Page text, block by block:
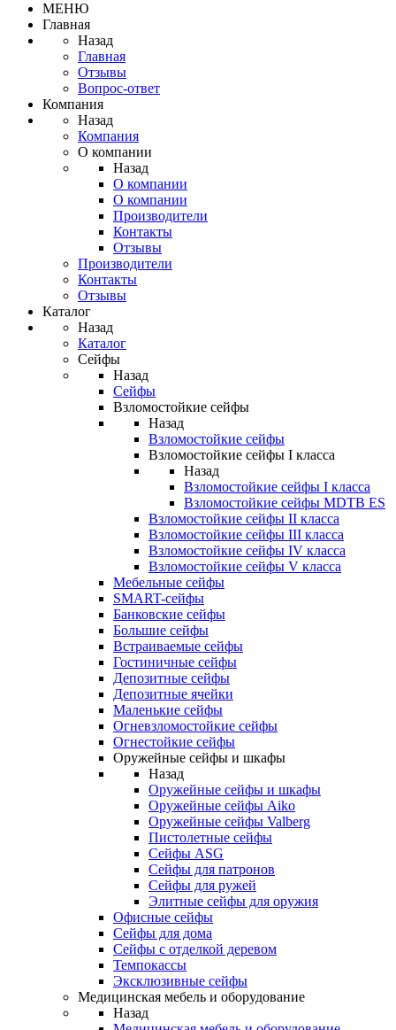
МЕНЮ
Главная
Назад
Главная
Отзывы
Вопрос-ответ
Компания
Назад
Компания
О компании
Назад
О компании
О компании
Производители
Контакты
Отзывы
Производители
Контакты
Отзывы
Каталог
Назад
Каталог
Сейфы
Назад
Сейфы
Взломостойкие сейфы
Назад
Взломостойкие сейфы
Взломостойкие сейфы I класса
Назад
Взломостойкие сейфы I класса
Взломостойкие сейфы MDTB ES
Взломостойкие сейфы II класса
Взломостойкие сейфы III класса
Взломостойкие сейфы IV класса
Взломостойкие сейфы V класса
Мебельные сейфы
SMART-сейфы
Банковские сейфы
Большие сейфы
Встраиваемые сейфы
Гостиничные сейфы
Депозитные сейфы
Депозитные ячейки
Маленькие сейфы
Огневзломостойкие сейфы
Огнестойкие сейфы
Оружейные сейфы и шкафы
Назад
Оружейные сейфы и шкафы
Оружейные сейфы Aiko
Оружейные сейфы Valberg
Пистолетные сейфы
Сейфы ASG
Сейфы для патронов
Сейфы для ружей
Элитные сейфы для оружия
Офисные сейфы
Сейфы для дома
Сейфы с отделкой деревом
Темпокассы
Эксклюзивные сейфы
Медицинская мебель и оборудование
Назад